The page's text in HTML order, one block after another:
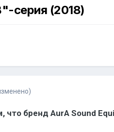
серия (2018)
бренд AurA Sound